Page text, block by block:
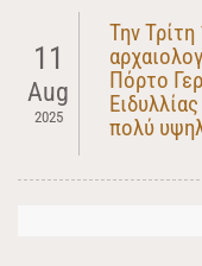
11
Aug
2025
Την
Πόρτο
πολύ